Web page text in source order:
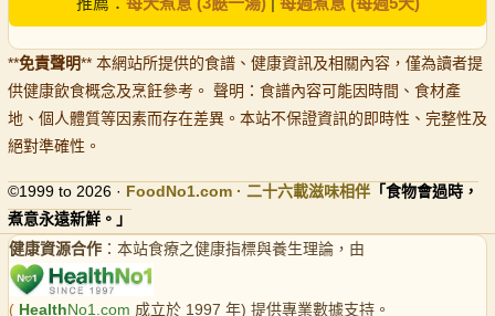
**免責聲明** 本網站所提供的食譜、健康資訊及相關內容，僅為讀者提
供健康飲食概念及烹飪參考。 聲明：食譜內容可能因時間、食材產
地、個人體質等因素而存在差異。本站不保證資訊的即時性、完整性及
絕對準確性。
©1999 to 2026 · FoodNo1.com · 二十六載滋味相伴 「食物會過時，
煮意永遠新鮮。」
健康資源合作 ：本站食療之健康指標與養生理論，由
( HealthNo1.com 成立於 1997 年) 提供專業數據支持。